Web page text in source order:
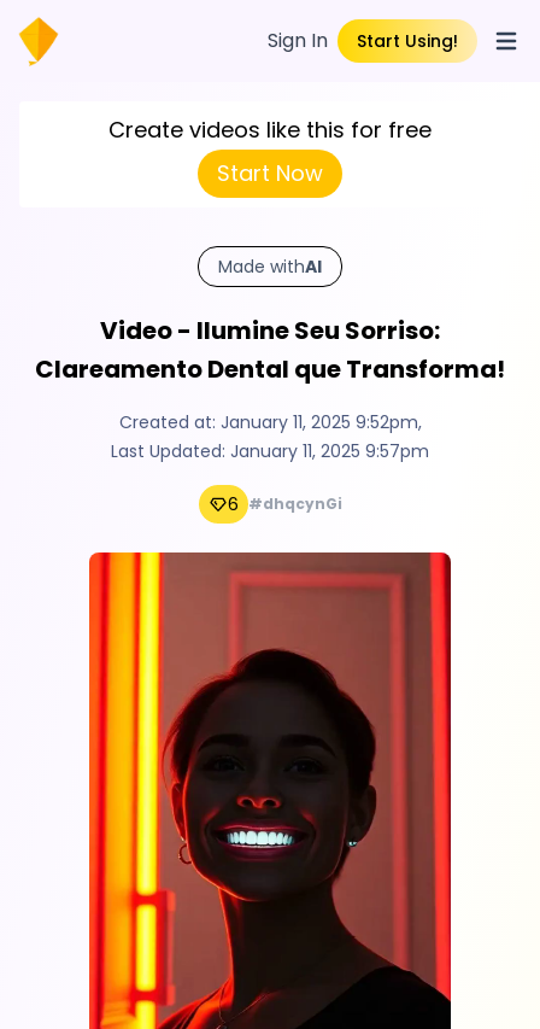
Sign In Start Using!
Create videos like this for free
Start Now
Made withAI
Video - Ilumine Seu Sorriso:
Clareamento Dental que Transforma!
Created at: January 11, 2025 9:52pm,
Last Updated: January 11, 2025 9:57pm
6 #dhqcynGi